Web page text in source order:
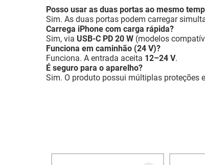
Posso usar as duas portas ao mesmo
Sim. As duas portas podem carregar
Carrega iPhone com carga rápida?
Sim, via USB-C PD 20 W (modelos
Funciona em caminhão (24 V)?
Funciona. A entrada aceita 12–24 V.
É seguro para o aparelho?
Sim. O produto possui múltiplas proteções